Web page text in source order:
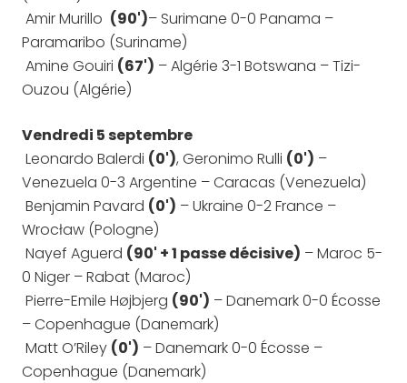
Amir Murillo (90')– Surimane 0-0 Panama –
Paramaribo (Suriname)
Amine Gouiri (67') – Algérie 3-1 Botswana – Tizi-
Ouzou (Algérie)
Vendredi 5 septembre
Leonardo Balerdi (0'), Geronimo Rulli (0') –
Venezuela 0-3 Argentine – Caracas (Venezuela)
Benjamin Pavard (0') – Ukraine 0-2 France –
Wrocław (Pologne)
Nayef Aguerd (90' + 1 passe décisive) – Maroc 5-
0 Niger – Rabat (Maroc)
Pierre-Emile Højbjerg (90') – Danemark 0-0 Écosse
– Copenhague (Danemark)
Matt O’Riley (0') – Danemark 0-0 Écosse –
Copenhague (Danemark)